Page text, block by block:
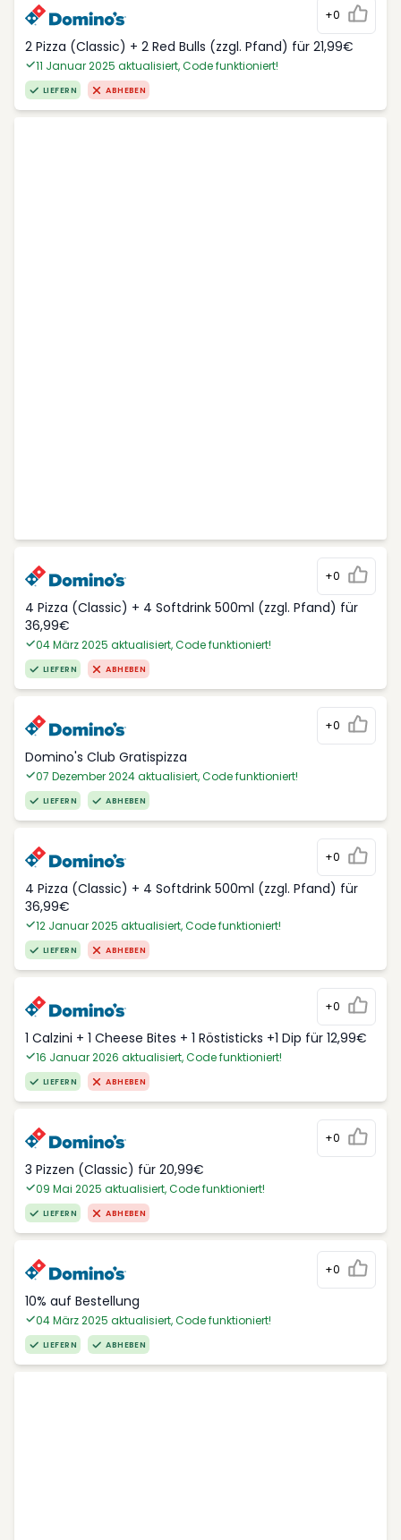
+0
2 Pizza (Classic) + 2 Red Bulls (zzgl. Pfand) für 21,99€
11 Januar 2025 aktualisiert, Code funktioniert!
LIEFERN ABHEBEN
+0
4 Pizza (Classic) + 4 Softdrink 500ml (zzgl. Pfand) für
36,99€
04 März 2025 aktualisiert, Code funktioniert!
LIEFERN ABHEBEN
+0
Domino's Club Gratispizza
07 Dezember 2024 aktualisiert, Code funktioniert!
LIEFERN ABHEBEN
+0
4 Pizza (Classic) + 4 Softdrink 500ml (zzgl. Pfand) für
36,99€
12 Januar 2025 aktualisiert, Code funktioniert!
LIEFERN ABHEBEN
+0
1 Calzini + 1 Cheese Bites + 1 Röstisticks +1 Dip für 12,99€
16 Januar 2026 aktualisiert, Code funktioniert!
LIEFERN ABHEBEN
+0
3 Pizzen (Classic) für 20,99€
09 Mai 2025 aktualisiert, Code funktioniert!
LIEFERN ABHEBEN
+0
10% auf Bestellung
04 März 2025 aktualisiert, Code funktioniert!
LIEFERN ABHEBEN